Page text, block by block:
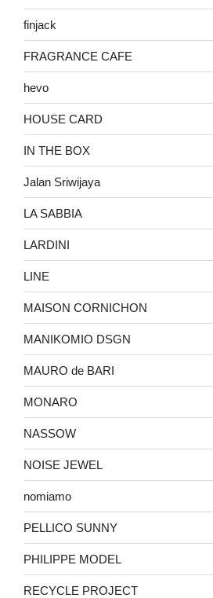
finjack
FRAGRANCE CAFE
hevo
HOUSE CARD
IN THE BOX
Jalan Sriwijaya
LA SABBIA
LARDINI
LINE
MAISON CORNICHON
MANIKOMIO DSGN
MAURO de BARI
MONARO
NASSOW
NOISE JEWEL
nomiamo
PELLICO SUNNY
PHILIPPE MODEL
RECYCLE PROJECT